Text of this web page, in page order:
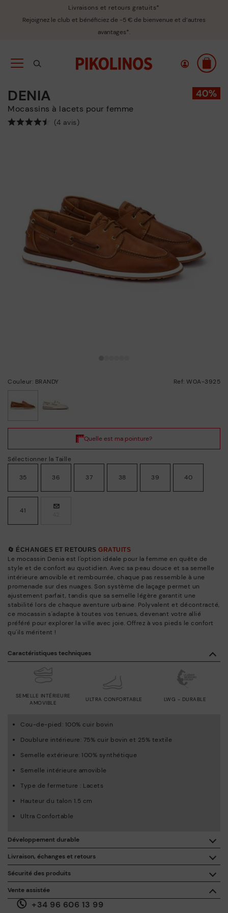
Livraisons et retours gratuits*
Rejoignez le club et bénéficiez de -5 € de bienvenue et d’autres
avantages*.
DENIA
Mocassins à lacets pour femme
(4 avis)
Couleur: BRANDY Ref: W0A-3925
Sélectionner la Taille
35 36 37 38 39 40
41
🔄 ÉCHANGES ET RETOURS GRATUITS
Le mocassin Denia est l'option idéale pour la femme en quête de
style et de confort au quotidien. Avec sa peau douce et sa semelle
intérieure amovible et rembourrée, chaque pas ressemble à une
promenade sur des nuages. Son système de laçage permet un
ajustement parfait, tandis que sa semelle légère garantit une
stabilité lors de chaque aventure urbaine. Polyvalent et décontracté,
ce mocassin s'adapte à toutes vos tenues, devenant votre allié
préféré pour explorer la ville avec joie. Offrez à vos pieds le confort
qu'ils méritent !
Vente assistée
+34 96 606 13 99
Sécurité des produits
La sécurité de nos produits nous tient à cœur. La vôtre aussi.
C'est pourquoi nous avons créé un espace où vous pouvez nous
contacter en cas d'incident ou de question sur la sécurité du
Caractéristiques techniques
SEMELLE INTÉRIEURE
AMOVIBLE
ULTRA CONFORTABLE LWG - DURABLE
Cou-de-pied: 100% cuir bovin
Doublure intérieure: 75% cuir bovin et 25% textile
Semelle extérieure: 100% synthétique
Semelle intérieure amovible
Type de fermeture : Lacets
Hauteur du talon 1.5 cm
Ultra Confortable
Livraison, échanges et retours
Livraison gratuite à partir de 50 € d'achat.
30 jours pour les retours et les échanges*.
Développement durable
En achetant ce produit, vous soutenez une fabrication éco-
responsable du cuir via le Leather Working Group.
ISO 14006 Ecodesign: Notre collection inscrit la conception
de ces modèles sous le signe de l’étude des impacts
environnementaux au cours de tout le cycle de vie des